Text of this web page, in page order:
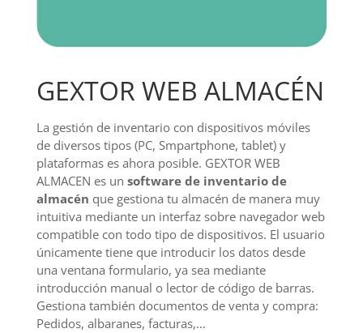
GEXTOR WEB ALMACÉN
La gestión de inventario con dispositivos móviles
de diversos tipos (PC, Smpartphone, tablet) y
plataformas es ahora posible. GEXTOR WEB
ALMACEN es un software de inventario de
almacén que gestiona tu almacén de manera muy
intuitiva mediante un interfaz sobre navegador web
compatible con todo tipo de dispositivos. El usuario
únicamente tiene que introducir los datos desde
una ventana formulario, ya sea mediante
introducción manual o lector de código de barras.
Gestiona también documentos de venta y compra:
Pedidos, albaranes, facturas,…